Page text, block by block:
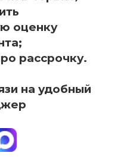
оценку
рассрочку.
на удобный